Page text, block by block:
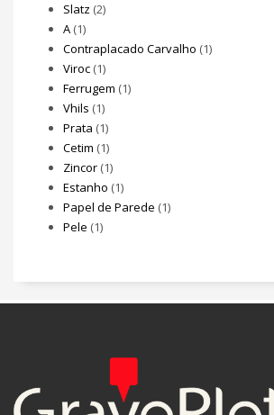
Slatz (2)
A (1)
Contraplacado Carvalho (1)
Viroc (1)
Ferrugem (1)
Vhils (1)
Prata (1)
Cetim (1)
Zincor (1)
Estanho (1)
Papel de Parede (1)
Pele (1)